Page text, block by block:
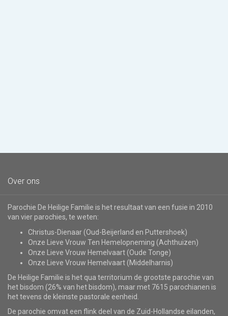
Over ons
Parochie De Heilige Familie is het resultaat van een fusie in 2010
van vier parochies, te weten:
Christus-Dienaar (Oud-Beijerland en Puttershoek)
Onze Lieve Vrouw Ten Hemelopneming (Achthuizen)
Onze Lieve Vrouw Hemelvaart (Oude Tonge)
Onze Lieve Vrouw Hemelvaart (Middelharnis)
De Heilige Familie is het qua territorium de grootste parochie van
het bisdom (26% van het bisdom), maar met 7615 parochianen is
het tevens de kleinste pastorale eenheid.
De parochie omvat een flink deel van de Zuid-Hollandse eilanden,